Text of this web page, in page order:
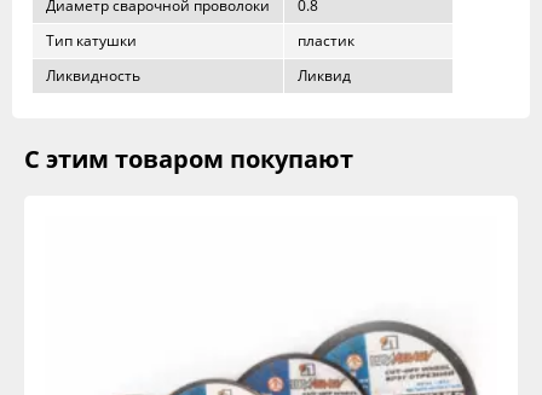
Диаметр сварочной проволоки
0.8
Тип катушки
пластик
Ликвидность
Ликвид
С этим товаром покупают